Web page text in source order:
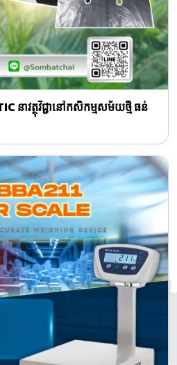
នាវត្ថុវិជ្ជានៅកសិកម្មសម័យថ្មី ធន់